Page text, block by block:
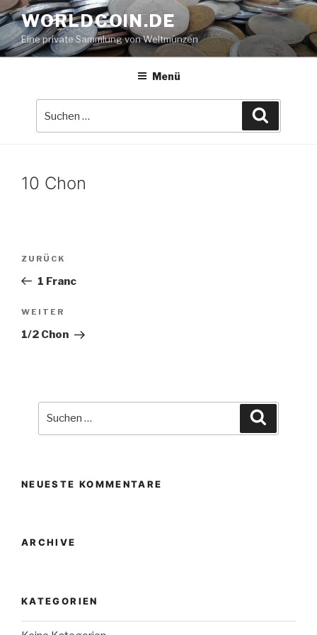
Zum
Inhalt
springen
WORLDCOIN.DE
Eine private Sammlung von Weltmünzen
Menü
10 Chon
Beitrags-
Vorheriger
Beitrag
ZURÜCK
1 Franc
Nächster
Beitrag
WEITER
1/2 Chon
NEUESTE KOMMENTARE
ARCHIVE
KATEGORIEN